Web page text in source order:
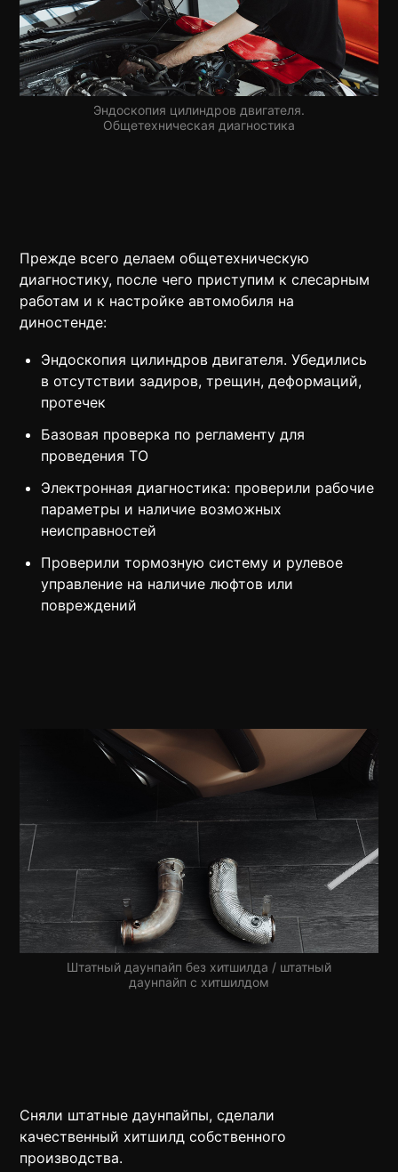
Эндоскопия цилиндров двигателя.
Общетехническая диагностика
Прежде всего делаем общетехническую
диагностику, после чего приступим к слесарным
работам и к настройке автомобиля на
диностенде:
Эндоскопия цилиндров двигателя. Убедились
в отсутствии задиров, трещин, деформаций,
протечек
Базовая проверка по регламенту для
проведения ТО
Электронная диагностика: проверили рабочие
параметры и наличие возможных
неисправностей
Проверили тормозную систему и рулевое
управление на наличие люфтов или
повреждений
Штатный даунпайп без хитшилда / штатный
даунпайп с хитшилдом
Сняли штатные даунпайпы, сделали
качественный хитшилд собственного
производства.